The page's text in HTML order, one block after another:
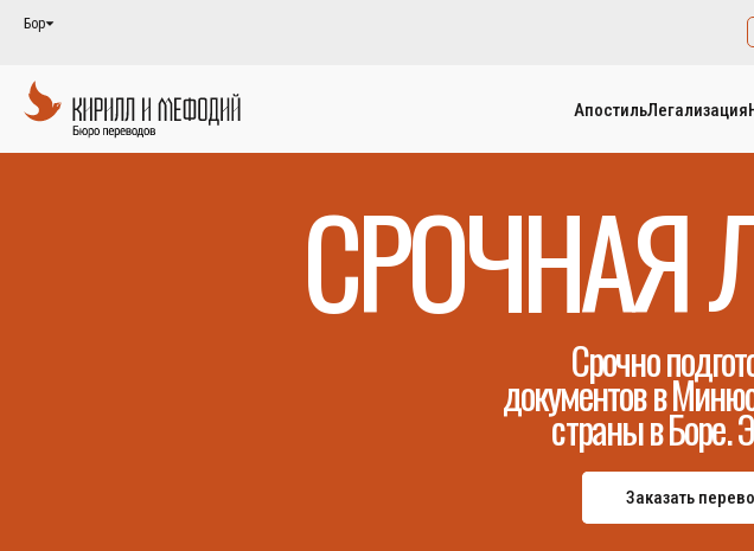
Бор
АпостильЛегализация
СРОЧНАЯ
Срочно
документов в
страны в Боре.
Заказать